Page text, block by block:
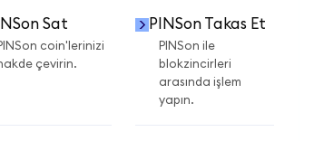
Sat
coin'lerinizi
çevirin.
PINSon Takas Et
PINSon ile
blokzincirleri
arasında işlem
yapın.